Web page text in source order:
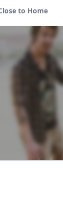
to Home